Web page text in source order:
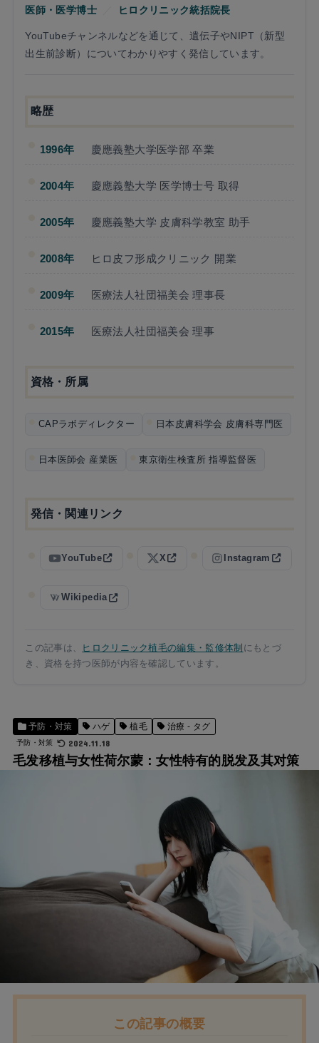
医師・医学博士 ヒロクリニック統括院長
YouTubeチャンネルなどを通じて、遺伝子やNIPT（新型
出生前診断）についてわかりやすく発信しています。
略歴
1996年 慶應義塾大学医学部 卒業
2004年 慶應義塾大学 医学博士号 取得
2005年 慶應義塾大学 皮膚科学教室 助手
2008年 ヒロ皮フ形成クリニック 開業
2009年 医療法人社団福美会 理事長
2015年 医療法人社団福美会 理事
資格・所属
CAPラボディレクター 日本皮膚科学会 皮膚科専門医
日本医師会 産業医 東京衛生検査所 指導監督医
発信・関連リンク
YouTube X Instagram
Wikipedia
この記事は、 ヒロクリニック植毛の編集・監修体制 にもとづ
き、資格を持つ医師が内容を確認しています。
予防・対策 ハゲ 植毛 治療 - タグ
予防・対策 2024.11.18
毛发移植与女性荷尔蒙：女性特有的脱发及其对策
この記事の概要